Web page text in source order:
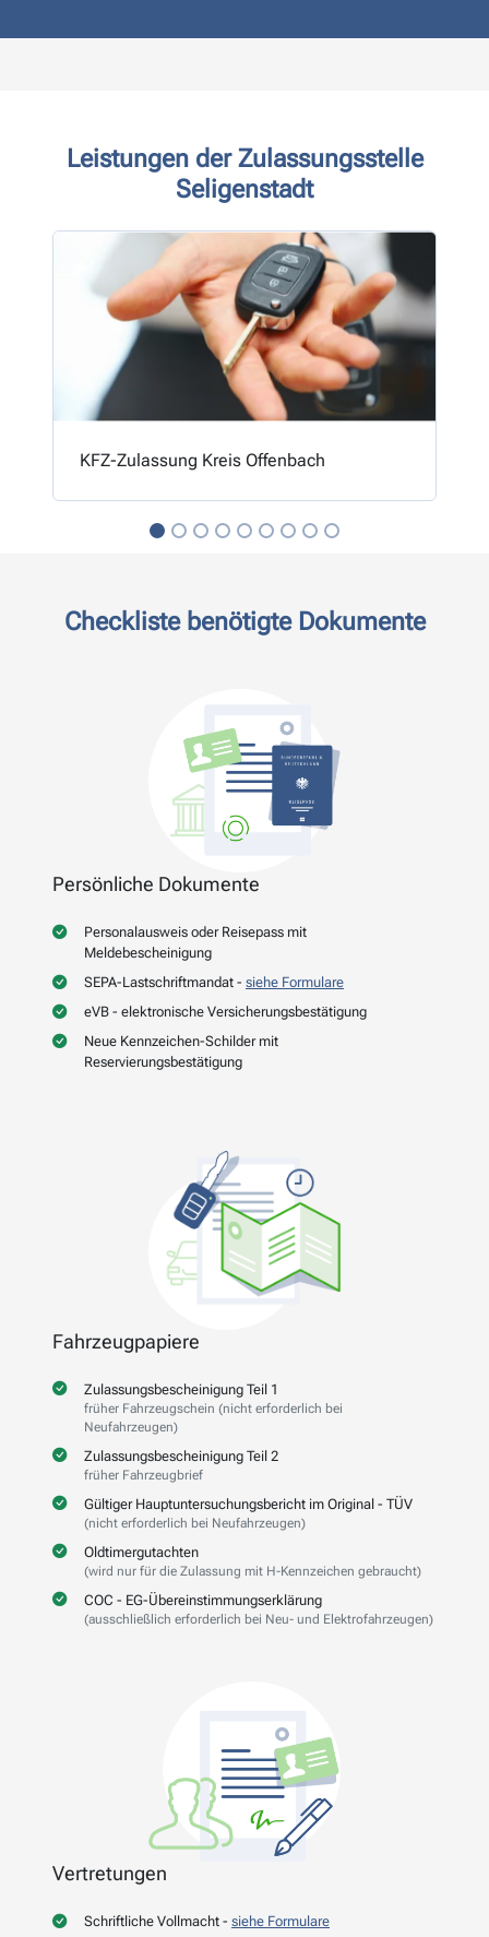
Leistungen der Zulassungsstelle
Seligenstadt
KFZ-Zulassung Kreis Offenbach
Checkliste benötigte Dokumente
Persönliche Dokumente
Personalausweis oder Reisepass mit
Meldebescheinigung
SEPA-Lastschriftmandat - siehe Formulare
eVB - elektronische Versicherungsbestätigung
Neue Kennzeichen-Schilder mit
Reservierungsbestätigung
Fahrzeugpapiere
Zulassungsbescheinigung Teil 1
früher Fahrzeugschein (nicht erforderlich bei
Neufahrzeugen)
Zulassungsbescheinigung Teil 2
früher Fahrzeugbrief
Gültiger Hauptuntersuchungsbericht im Original - TÜV
(nicht erforderlich bei Neufahrzeugen)
Oldtimergutachten
(wird nur für die Zulassung mit H-Kennzeichen gebraucht)
COC - EG-Übereinstimmungserklärung
(ausschließlich erforderlich bei Neu- und Elektrofahrzeugen)
Vertretungen
Schriftliche Vollmacht - siehe Formulare